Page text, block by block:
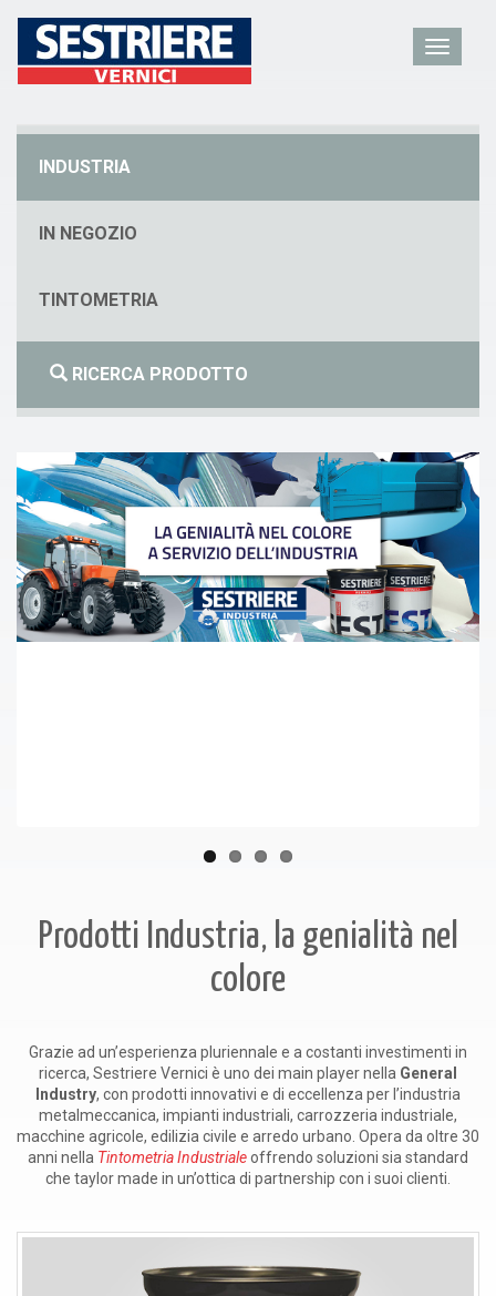
INDUSTRIA
IN NEGOZIO
TINTOMETRIA
RICERCA PRODOTTO
Prodotti Industria, la genialità nel
colore
Grazie ad un’esperienza pluriennale e a costanti investimenti in
ricerca, Sestriere Vernici è uno dei main player nella General
Industry, con prodotti innovativi e di eccellenza per l’industria
metalmeccanica, impianti industriali, carrozzeria industriale,
macchine agricole, edilizia civile e arredo urbano. Opera da oltre 30
anni nella Tintometria Industrialeoffrendo soluzioni sia standard
che taylor made in un’ottica di partnership con i suoi clienti.